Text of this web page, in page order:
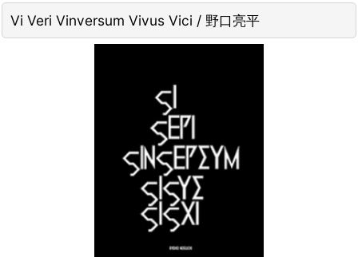
Vi Veri Vinversum Vivus Vici / 野口亮平